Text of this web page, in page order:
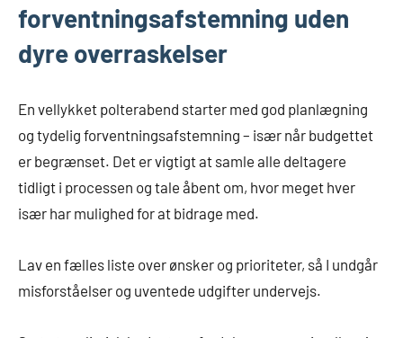
forventningsafstemning uden
dyre overraskelser
En vellykket polterabend starter med god planlægning
og tydelig forventningsafstemning – især når budgettet
er begrænset. Det er vigtigt at samle alle deltagere
tidligt i processen og tale åbent om, hvor meget hver
især har mulighed for at bidrage med.
Lav en fælles liste over ønsker og prioriteter, så I undgår
misforståelser og uventede udgifter undervejs.